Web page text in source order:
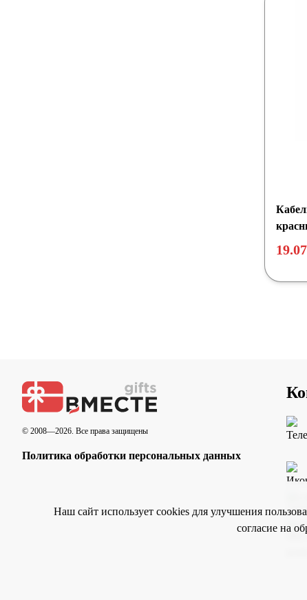
© 2008—2026. Все права защищены
Политика обработки персональных данных
Наш сайт использует cookies для улучшения
согласие на